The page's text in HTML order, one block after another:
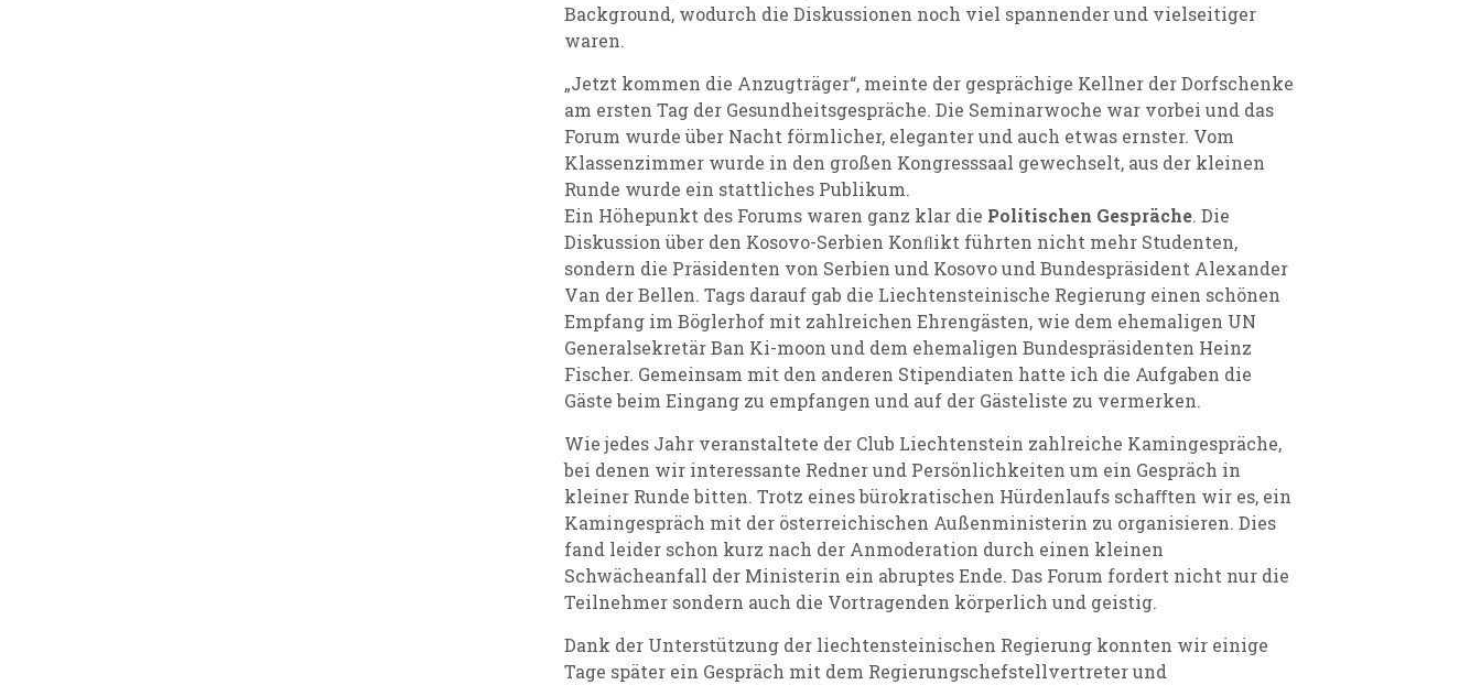
Background, wodurch die Diskussionen noch viel spannender und vielseitiger
waren.
„Jetzt kommen die Anzugträger“, meinte der gesprächige Kellner der Dorfschenke
am ersten Tag der Gesundheitsgespräche. Die Seminarwoche war vorbei und das
Forum wurde über Nacht förmlicher, eleganter und auch etwas ernster. Vom
Klassenzimmer wurde in den großen Kongresssaal gewechselt, aus der kleinen
Runde wurde ein stattliches Publikum.
Ein Höhepunkt des Forums waren ganz klar die Politischen Gespräche. Die
Diskussion über den Kosovo-Serbien Konﬂikt führten nicht mehr Studenten,
sondern die Präsidenten von Serbien und Kosovo und Bundespräsident Alexander
Van der Bellen. Tags darauf gab die Liechtensteinische Regierung einen schönen
Empfang im Böglerhof mit zahlreichen Ehrengästen, wie dem ehemaligen UN
Generalsekretär Ban Ki-moon und dem ehemaligen Bundespräsidenten Heinz
Fischer. Gemeinsam mit den anderen Stipendiaten hatte ich die Aufgaben die
Gäste beim Eingang zu empfangen und auf der Gästeliste zu vermerken.
Wie jedes Jahr veranstaltete der Club Liechtenstein zahlreiche Kamingespräche,
bei denen wir interessante Redner und Persönlichkeiten um ein Gespräch in
kleiner Runde bitten. Trotz eines bürokratischen Hürdenlaufs schaﬀten wir es, ein
Kamingespräch mit der österreichischen Außenministerin zu organisieren. Dies
fand leider schon kurz nach der Anmoderation durch einen kleinen
Schwächeanfall der Ministerin ein abruptes Ende. Das Forum fordert nicht nur die
Teilnehmer sondern auch die Vortragenden körperlich und geistig.
Dank der Unterstützung der liechtensteinischen Regierung konnten wir einige
Tage später ein Gespräch mit dem Regierungschefstellvertreter und